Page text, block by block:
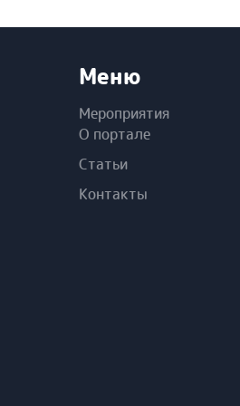
Меню
Мероприятия
О портале
Статьи
Контакты